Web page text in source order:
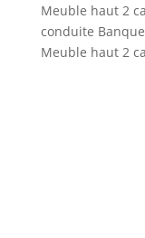
Meuble haut 2
conduite
Meuble haut 2